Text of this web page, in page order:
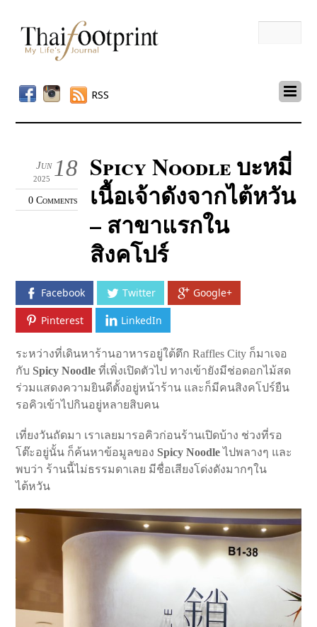
RSS
18
Jun
2025
0 Comments
Spicy Noodle บะหมี่
เนื้อเจ้าดังจากไต้หวัน
– สาขาแรกใน
สิงคโปร์
Facebook Twitter Google+
Pinterest LinkedIn
ระหว่างที่เดินหาร้านอาหารอยู่ใต้ตึก Raffles City ก็มาเจอ
กับ Spicy Noodle ที่เพิ่งเปิดตัวไป ทางเข้ายังมีช่อดอกไม้สด
ร่วมแสดงความยินดีตั้งอยู่หน้าร้าน และก็มีคนสิงคโปร์ยืน
รอคิวเข้าไปกินอยู่หลายสิบคน
เที่ยงวันถัดมา เราเลยมารอคิวก่อนร้านเปิดบ้าง ช่วงที่รอ
โต๊ะอยู่นั้น ก็ค้นหาข้อมูลของ Spicy Noodleไปพลางๆ และ
พบว่า ร้านนี้ไม่ธรรมดาเลย มีชื่อเสียงโด่งดังมากๆใน
ไต้หวัน